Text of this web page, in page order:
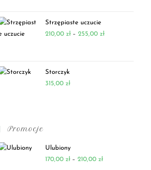
Strzępiaste uczucie
210,00 zł – 255,00 zł
Storczyk
315,00 zł
Promocje
Ulubiony
170,00 zł – 210,00 zł